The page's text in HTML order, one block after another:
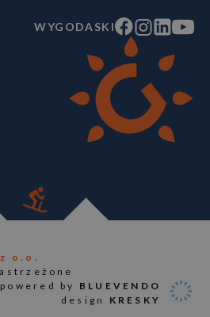
WYGODASKI
o.o.
powered by BLUEVENDO
design
KRESKY